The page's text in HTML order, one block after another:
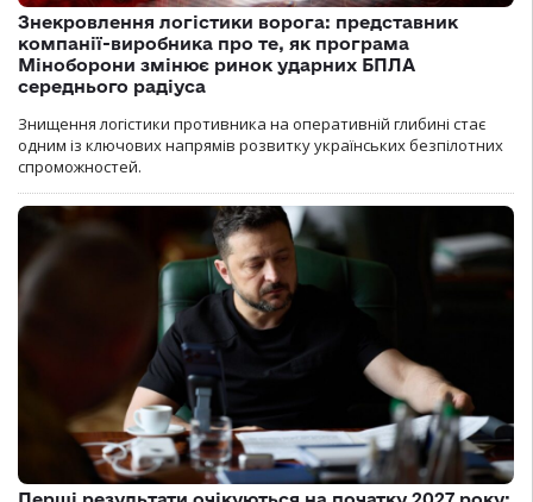
Знекровлення логістики ворога: представник
компанії-виробника про те, як програма
Міноборони змінює ринок ударних БПЛА
середнього радіуса
Знищення логістики противника на оперативній глибині стає
одним із ключових напрямів розвитку українських безпілотних
спроможностей.